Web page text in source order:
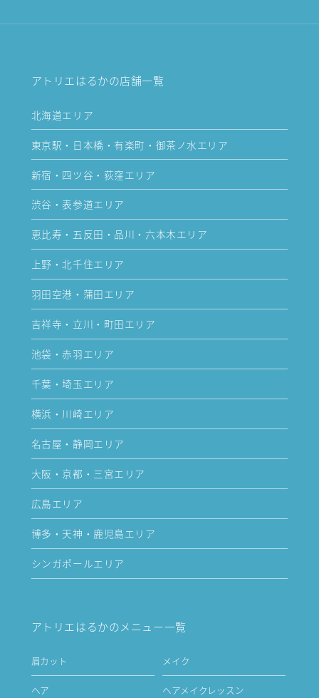
アトリエはるかの店舗一覧
北海道エリア
東京駅・日本橋・有楽町・御茶ノ水エリア
新宿・四ツ谷・荻窪エリア
渋谷・表参道エリア
恵比寿・五反田・品川・六本木エリア
上野・北千住エリア
羽田空港・蒲田エリア
吉祥寺・立川・町田エリア
池袋・赤羽エリア
千葉・埼玉エリア
横浜・川崎エリア
名古屋・静岡エリア
大阪・京都・三宮エリア
広島エリア
博多・天神・鹿児島エリア
シンガポールエリア
アトリエはるかのメニュー一覧
眉カット メイク
ヘア ヘアメイクレッスン